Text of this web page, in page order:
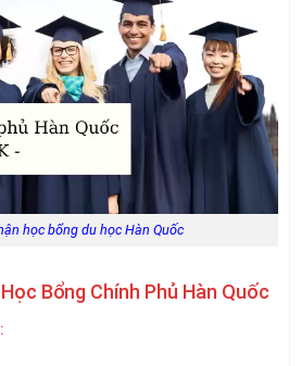
học bổng du học Hàn Quốc
Bổng Chính Phủ Hàn Quốc